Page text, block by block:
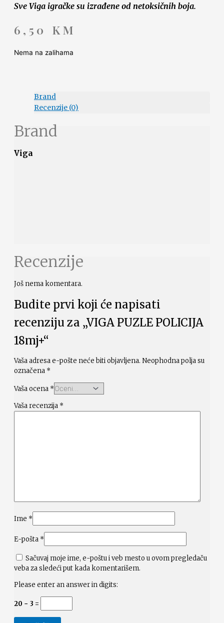
Sve Viga igračke su izrađene od netoksičnih boja.
6,50 KM
Nema na zalihama
Brand
Recenzije (0)
Brand
Viga
Recenzije
Još nema komentara.
Budite prvi koji će napisati
recenziju za „VIGA PUZLE POLICIJA
18mj+“
Vaša adresa e-pošte neće biti objavljena. Neophodna polja su
označena *
Vaša ocena *
Vaša recenzija *
Ime *
E-pošta *
Sačuvaj moje ime, e-poštu i veb mesto u ovom pregledaču
veba za sledeći put kada komentarišem.
Please enter an answer in digits:
20 − 3 =